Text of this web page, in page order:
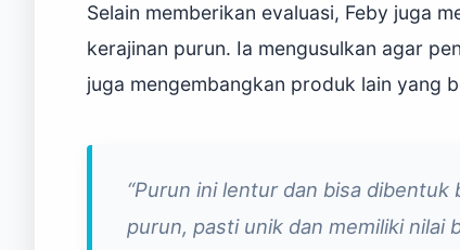
Selain memberikan evaluasi, Feby juga
kerajinan purun. Ia mengusulkan agar
juga mengembangkan produk lain yang
“Purun ini lentur dan bisa
purun, pasti unik dan memiliki nilai